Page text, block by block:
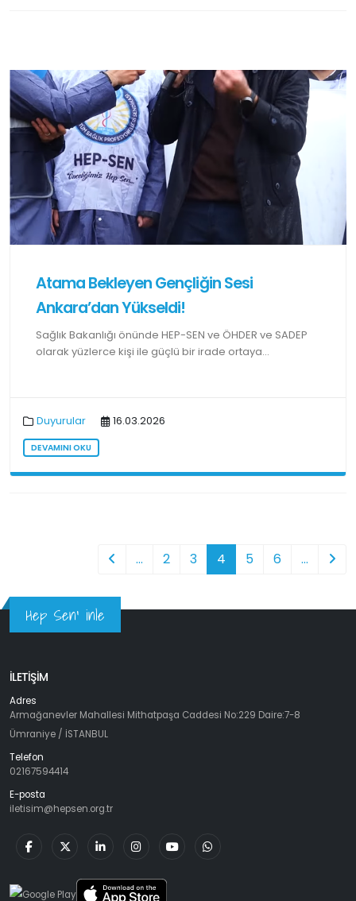
Atama Bekleyen Gençliğin Sesi
Ankara’dan Yükseldi!
Sağlık Bakanlığı önünde HEP-SEN ve ÖHDER ve SADEP
olarak yüzlerce kişi ile güçlü bir irade ortaya...
Duyurular 16.03.2026
DEVAMINI OKU
… 2 3 4 5 6 …
Hep Sen' inle
İLETİŞİM
Adres
Armağanevler Mahallesi Mithatpaşa Caddesi No:229 Daire:7-8
Ümraniye / İSTANBUL
Telefon
02167594414
E-posta
iletisim@hepsen.org.tr